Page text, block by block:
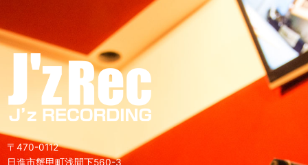
〒470-0112
日進市蟹甲町浅間下560-3